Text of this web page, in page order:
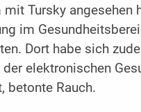
Tursky angesehen
im
Dort habe sich
elektronischen
betonte Rauch.